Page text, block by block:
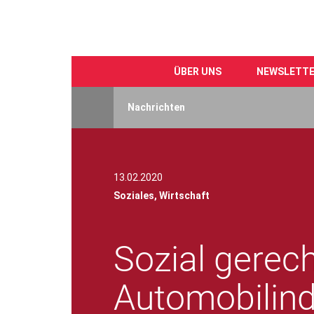
ÜBER UNS
Nachrichten
13.02.2020
Soziales, Wirtschaft
Sozial